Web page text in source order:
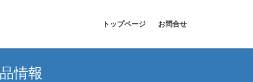
トップページ お問合せ
情報